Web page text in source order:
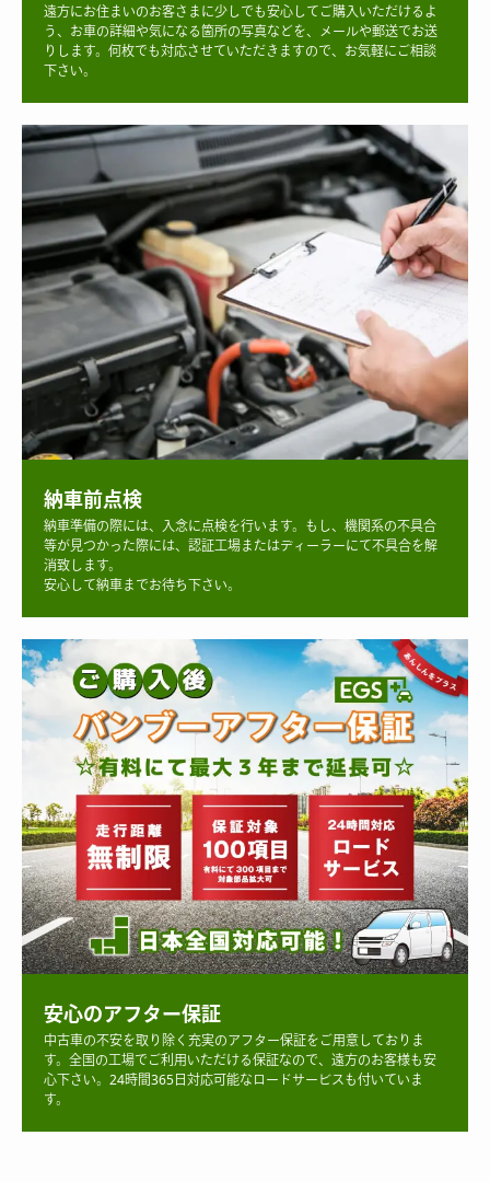
遠方にお住まいのお客さまに少しでも安心してご購入いただけるよ
う、お車の詳細や気になる箇所の写真などを、メールや郵送でお送
りします。何枚でも対応させていただきますので、お気軽にご相談
下さい。
納車前点検
納車準備の際には、入念に点検を行います。もし、機関系の不具合
等が見つかった際には、認証工場またはディーラーにて不具合を解
消致します。
安心して納車までお待ち下さい。
安心のアフター保証
中古車の不安を取り除く充実のアフター保証をご用意しておりま
す。全国の工場でご利用いただける保証なので、遠方のお客様も安
心下さい。24時間365日対応可能なロードサービスも付いていま
す。